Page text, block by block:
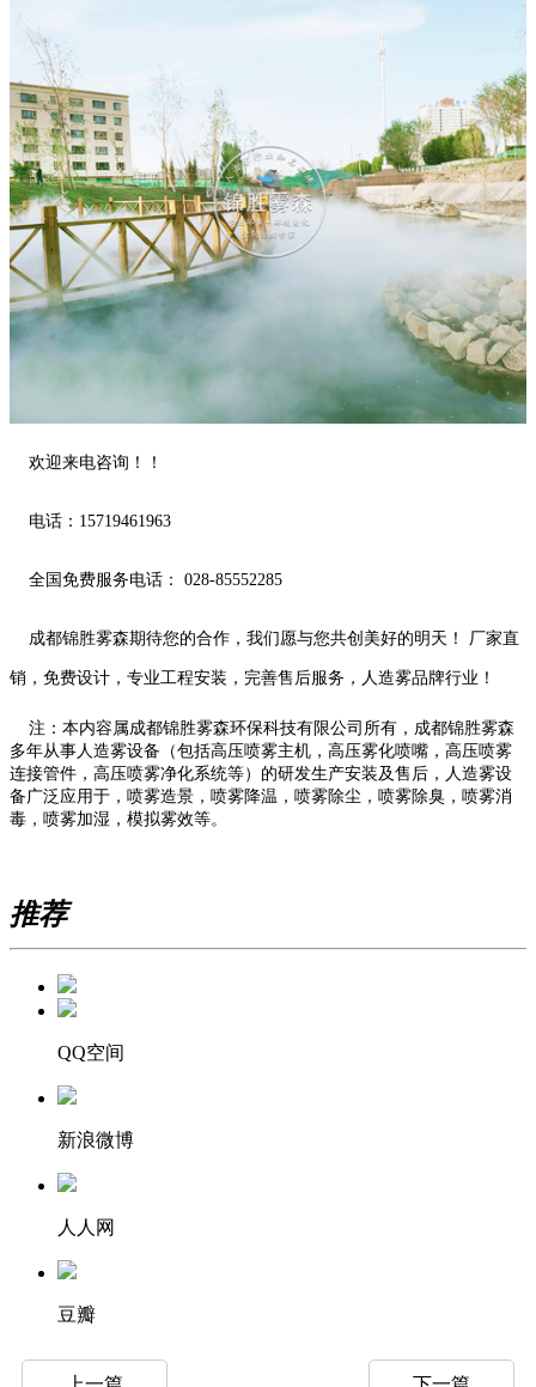
欢迎来电咨询！！
电话：15719461963
全国免费服务电话： 028-85552285
成都锦胜雾森期待您的合作，我们愿与您共创美好的明天！ 厂家直
销，免费设计，专业工程安装，完善售后服务，人造雾品牌行业！
注：本内容属成都锦胜雾森环保科技有限公司所有，成都锦胜雾森
多年从事人造雾设备（包括高压喷雾主机，高压雾化喷嘴，高压喷雾
连接管件，高压喷雾净化系统等）的研发生产安装及售后，人造雾设
备广泛应用于，喷雾造景，喷雾降温，喷雾除尘，喷雾除臭，喷雾消
毒，喷雾加湿，模拟雾效等。
推荐
QQ空间
新浪微博
人人网
豆瓣